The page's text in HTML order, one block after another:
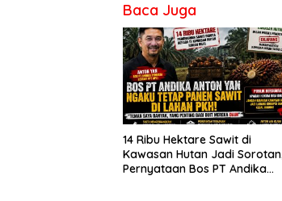
Baca Juga
14 Ribu Hektare Sawit di
Kawasan Hutan Jadi
Pernyataan Bos PT Andika